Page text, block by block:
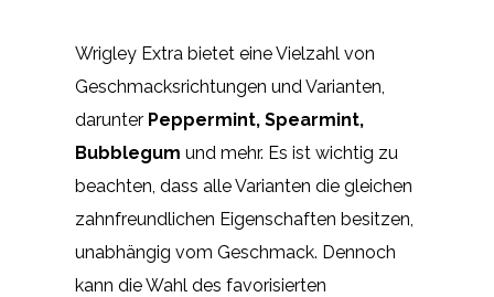
Wrigley Extra bietet eine Vielzahl von
Geschmacksrichtungen und Varianten,
darunter Peppermint, Spearmint,
Bubblegum und mehr. Es ist wichtig zu
beachten, dass alle Varianten die gleichen
zahnfreundlichen Eigenschaften besitzen,
unabhängig vom Geschmack. Dennoch
kann die Wahl des favorisierten